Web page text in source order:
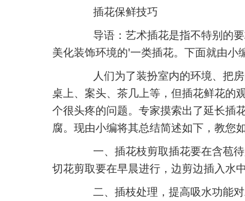
插花保鲜技巧
导语：艺术插花是指不特别的要
美化装饰环境的'一类插花。下面就由
人们为了装扮室内的环境、把房
桌上、案头、茶几上等，但插花鲜花的
个很头疼的问题。专家摸索出了延长插
腐。现由小编将其总结简述如下，教您
一、插花枝剪取插花要在含苞待
切花剪取要在早晨进行，边剪边插入水
二、插枝处理，提高吸水功能对